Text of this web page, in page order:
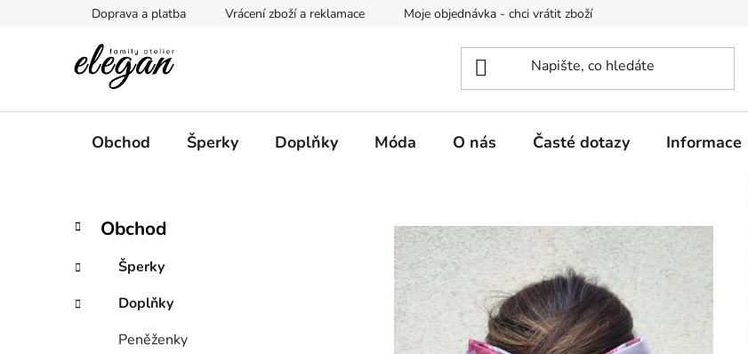
Doprava a platba Vrácení zboží a reklamace Moje objednávka - chci vrátit zboží
Obchod Šperky Doplňky Móda O nás Časté dotazy Informace
P
s
r
Přeskočit
kategorie
K
a
e
g
o
Obchod
Šperky
Doplňky
Peněženky